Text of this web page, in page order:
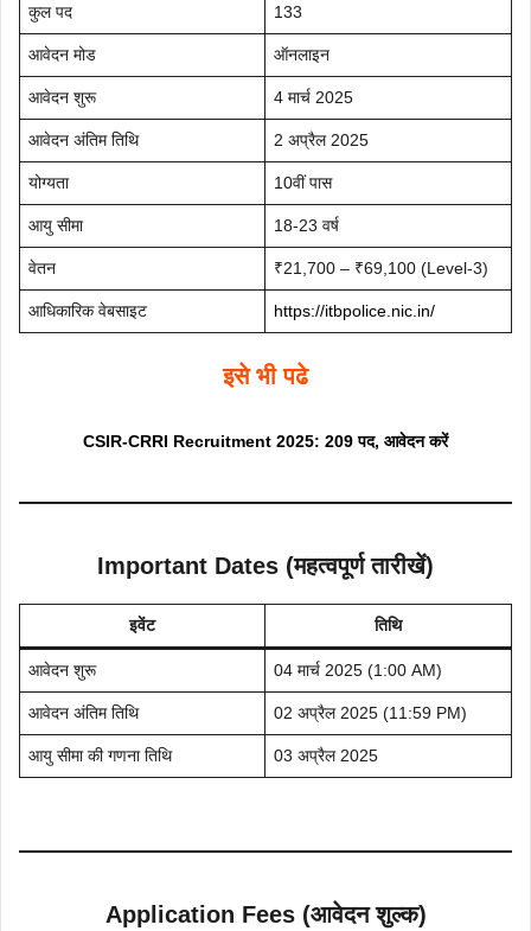
कुल पद 133
आवेदन मोड ऑनलाइन
आवेदन शुरू 4 मार्च 2025
आवेदन अंतिम तिथि 2 अप्रैल 2025
योग्यता 10वीं पास
आयु सीमा 18-23 वर्ष
वेतन ₹21,700 – ₹69,100 (Level-3)
आधिकारिक वेबसाइट https://itbpolice.nic.in/
इसे भी पढे
CSIR-CRRI Recruitment 2025: 209 पद, आवेदन करें
Important Dates (महत्वपूर्ण तारीखें)
इवेंट तिथि
आवेदन शुरू 04 मार्च 2025 (1:00 AM)
आवेदन अंतिम तिथि 02 अप्रैल 2025 (11:59 PM)
आयु सीमा की गणना तिथि 03 अप्रैल 2025
Application Fees (आवेदन शुल्क)